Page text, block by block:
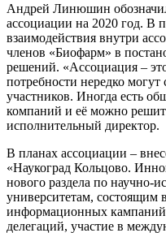
Андрей Линюшин
ассоциации на 2020 год. В
взаимодействия внутри
членов «Биофарм» в
решений. «Ассоциация –
потребности нередко
участников. Иногда есть
компаний и её можно
исполнительный директор.
В планах ассоциации –
«Наукоград Кольцово.
нового раздела по научно-
университетам,
информационных
делегаций, участие в